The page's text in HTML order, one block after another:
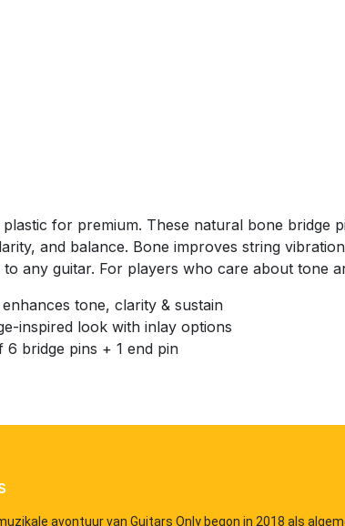
for premium. These natural bone bridge
and balance. Bone improves string
any guitar. For players who care about tone
tone, clarity & sustain
inspired look with inlay options
6 bridge pins + 1 end pin
avontuur van Guitars Only begon in 2018 als